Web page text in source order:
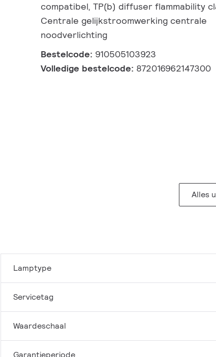
compatibel, TP(b) diffuser flammability
Centrale gelijkstroomwerking centrale
noodverlichting
Bestelcode: 910505103923
Volledige bestelcode: 872016962147300
Alles
Lamptype
Servicetag
Waardeschaal
Garantieperiode